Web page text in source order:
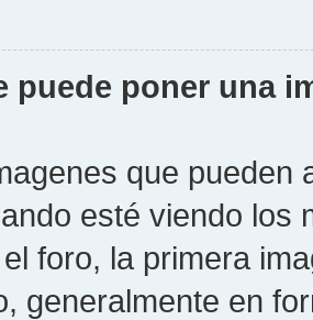
puede poner una
que pueden
esté viendo los
foro, la primera
generalmente en